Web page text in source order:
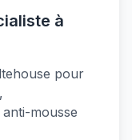
à
pour
mousse